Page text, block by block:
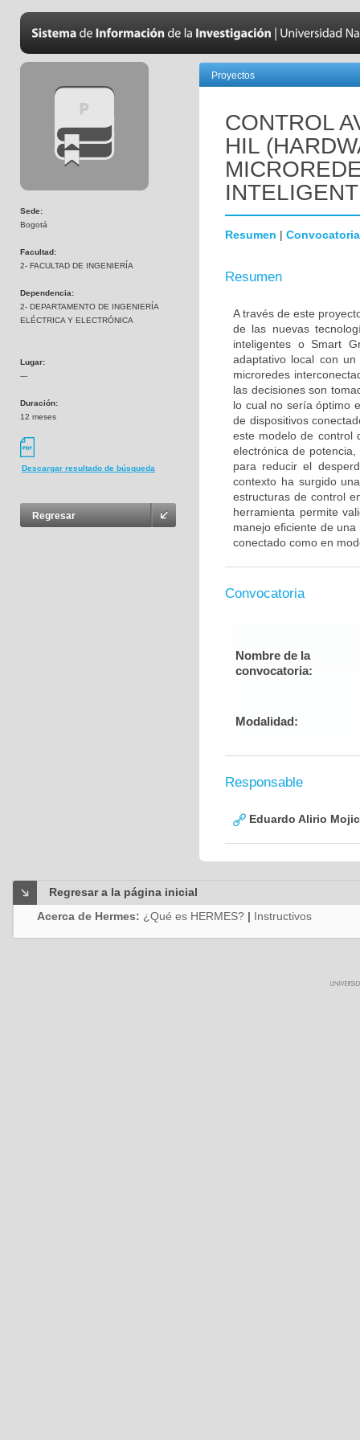
Sede:
Bogotá
Facultad:
2- FACULTAD DE INGENIERÍA
Dependencia:
2- DEPARTAMENTO DE INGENIERÍA
ELÉCTRICA Y ELECTRÓNICA
Lugar:
---
Duración:
12 meses
Descargar resultado de búsqueda
Regresar
Proyectos
CONTROL
HIL
Resumen | Convocatoria
Resumen
A través de este
de las nuevas
inteligentes o Smart
adaptativo local con
microredes
las decisiones son
lo cual no sería óptimo
de dispositivos
este modelo de control
electrónica de
para reducir el
contexto ha surgido
estructuras de control
herramienta permite
manejo eficiente de
conectado como en
Convocatoria
Nombre de la
convocatoria:
Modalidad:
Responsable
Eduardo Alirio
Regresar a la página inicial
Acerca de Hermes: ¿Qué es HERMES? | Instructivos